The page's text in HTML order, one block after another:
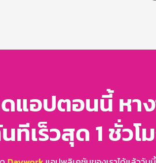
แอปตอนนี้ หา
ทีเร็วสุด 1 ชั่วโ